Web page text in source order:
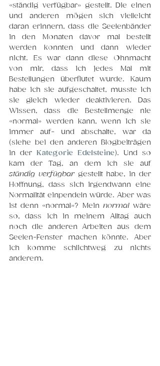
«ständig verfügbar» gestellt. Die einen
und anderen mögen sich vielleicht
daran erinnern, dass die Seelenbänder
in den Monaten davor mal bestellt
werden konnten und dann wieder
nicht. Es war dann diese Ohnmacht
von mir, dass ich jedes Mal mit
Bestellungen überflutet wurde. Kaum
habe ich sie aufgeschaltet, musste ich
sie gleich wieder deaktivieren. Das
Wissen, dass die Bestellmenge nie
«normal» werden kann, wenn ich sie
immer auf- und abschalte, war da
(siehe bei den anderen Blogbeiträgen
in der Kategorie Edelsteine). Und so
ständig verfügbar gestellt habe, in der
Hoffnung, dass sich irgendwann eine
Normalität einpendeln würde. Aber was
ist denn «normal»? Mein normal wäre
so, dass ich in meinem Alltag auch
noch die anderen Arbeiten aus dem
Seelen-Fenster machen könnte. Aber
ich komme schlichtweg zu nichts
anderem.